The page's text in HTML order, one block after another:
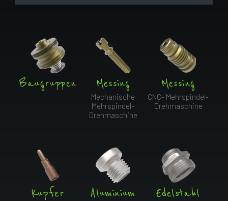
Baugruppen Messing
Mechanische
Mehrspindel-
Drehmaschine
Messing
CNC- Mehrspindel-
Drehmaschine
Kupfer Aluminium Edelstahl